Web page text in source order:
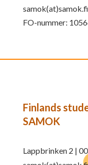
samok(at)samok.fi
FO-nummer:
Finlands
SAMOK
Lappbrinken 2 |